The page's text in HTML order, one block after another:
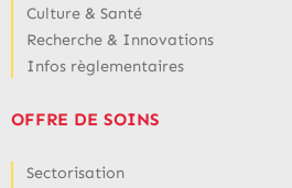
Culture & Santé
Recherche & Innovations
Infos règlementaires
OFFRE DE SOINS
Sectorisation